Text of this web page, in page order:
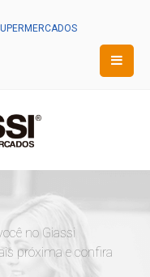
no Giassi
próxima e confira